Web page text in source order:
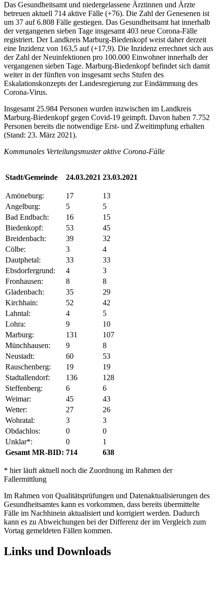
Das Gesundheitsamt und niedergelassene Ärztinnen und Ärzte
betreuen aktuell 714 aktive Fälle (+76). Die Zahl der Genesenen ist
um 37 auf 6.808 Fälle gestiegen. Das Gesundheitsamt hat innerhalb
der vergangenen sieben Tage insgesamt 403 neue Corona-Fälle
registriert. Der Landkreis Marburg-Biedenkopf weist daher derzeit
eine Inzidenz von 163,5 auf (+17,9). Die Inzidenz errechnet sich aus
der Zahl der Neuinfektionen pro 100.000 Einwohner innerhalb der
vergangenen sieben Tage. Marburg-Biedenkopf befindet sich damit
weiter in der fünften von insgesamt sechs Stufen des
Eskalationskonzepts der Landesregierung zur Eindämmung des
Corona-Virus.
Insgesamt 25.984 Personen wurden inzwischen im Landkreis
Marburg-Biedenkopf gegen Covid-19 geimpft. Davon haben 7.752
Personen bereits die notwendige Erst- und Zweitimpfung erhalten
(Stand: 23. März 2021).
Kommunales Verteilungsmuster aktive Corona-Fälle
Stadt/Gemeinde 24.03.2021 23.03.2021
Amöneburg: 17
13
Angelburg:
5
5
Bad Endbach:
16
15
Biedenkopf:
53
45
Breidenbach:
39
32
Cölbe:
3
4
Dautphetal:
33
33
Ebsdorfergrund:
4
3
Fronhausen:
8
8
Gladenbach:
35
29
Kirchhain:
52
42
Lahntal:
4
5
Lohra:
9
10
Marburg:
131
107
Münchhausen:
9
8
Neustadt:
60
53
Rauschenberg:
19
19
Stadtallendorf:
136
128
Steffenberg:
6
6
Weimar:
45
43
Wetter:
27
26
Wohratal:
3
3
Obdachlos:
0
0
Unklar*:
0
1
Gesamt MR-BID: 714 638
* hier läuft aktuell noch die Zuordnung im Rahmen der
Fallermittlung
Im Rahmen von Qualitätsprüfungen und Datenaktualisierungen des
Gesundheitsamtes kann es vorkommen, dass bereits übermittelte
Fälle im Nachhinein aktualisiert und korrigiert werden. Dadurch
kann es zu Abweichungen bei der Differenz der im Vergleich zum
Vortag gemeldeten Fällen kommen.
Links und Downloads